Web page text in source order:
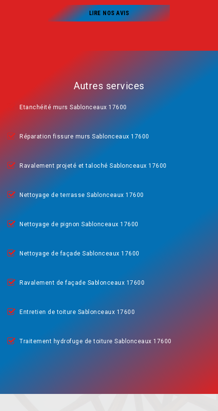
LIRE NOS AVIS
Autres services
Etanchéité murs Sablonceaux 17600
Réparation fissure murs Sablonceaux 17600
Ravalement projeté et taloché Sablonceaux 17600
Nettoyage de terrasse Sablonceaux 17600
Nettoyage de pignon Sablonceaux 17600
Nettoyage de façade Sablonceaux 17600
Ravalement de façade Sablonceaux 17600
Entretien de toiture Sablonceaux 17600
Traitement hydrofuge de toiture Sablonceaux 17600